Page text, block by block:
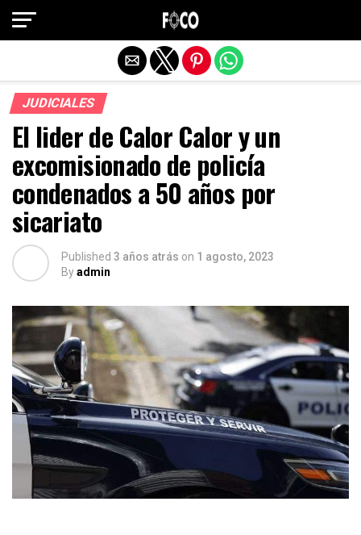
JUDICIALES
El lider de Calor Calor y un
excomisionado de policía
condenados a 50 años por
sicariato
Published 3 años atrás on 1 agosto, 2023
Byadmin
Salir de la versión móvil